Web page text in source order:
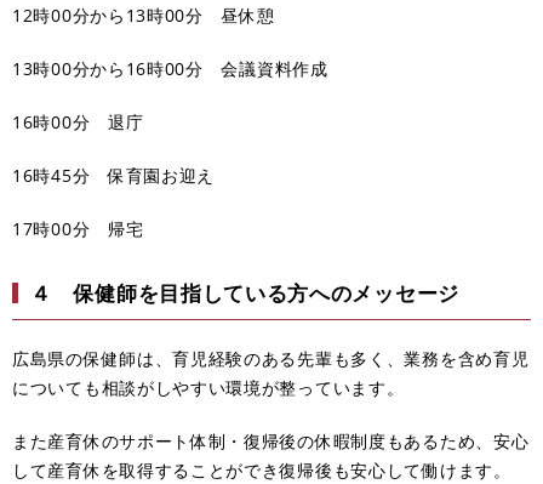
12時00分から13時00分 昼休憩
13時00分から16時00分 会議資料作成
16時00分 退庁
16時45分 保育園お迎え
17時00分 帰宅
４ 保健師を目指している方へのメッセージ
広島県の保健師は、育児経験のある先輩も多く、業務を含め育児
についても相談がしやすい環境が整っています。
また産育休のサポート体制・復帰後の休暇制度もあるため、安心
して産育休を取得することができ復帰後も安心して働けます。